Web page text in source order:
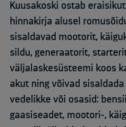
Kuusakoski ostab
hinnakirja alusel
sisaldavad mootorit,
sildu, generaatorit,
väljalaskesüsteemi koos
akut ning võivad
vedelikke või osasid:
gaasiseadet, mootori-,